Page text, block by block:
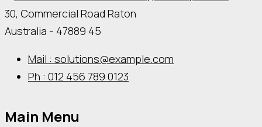
30, Commercial Road Raton
Australia - 47889 45
Mail : solutions@example.com
Ph : 012 456 789 0123
Main Menu